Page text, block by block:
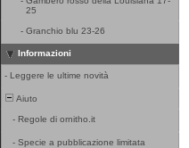
25
- Granchio blu 23-26
Informazioni
- Leggere le ultime novità
Aiuto
- Regole di ornitho.it
- Specie a pubblicazione limitata